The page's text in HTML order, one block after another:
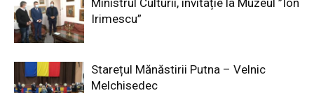
Ministrul Culturii, invitație la Muzeul ”Ion
Irimescu”
Starețul Mănăstirii Putna – Velnic
Melchisedec